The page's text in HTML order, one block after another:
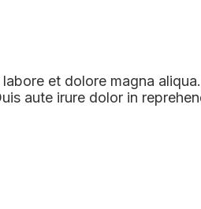
et dolore magna
aute irure dolor in